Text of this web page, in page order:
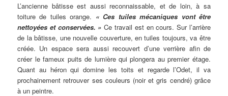
L’ancienne bâtisse est aussi reconnaissable, et de loin, à sa
toiture de tuiles orange. « Ces tuiles mécaniques vont être
nettoyées et conservées. » Ce travail est en cours. Sur l’arrière
de la bâtisse, une nouvelle couverture, en tuiles toujours, va être
créée. Un espace sera aussi recouvert d’une verrière afin de
créer le fameux puits de lumière qui plongera au premier étage.
Quant au héron qui domine les toits et regarde l’Odet, il va
prochainement retrouver ses couleurs (noir et gris cendré) grâce
à un peintre.